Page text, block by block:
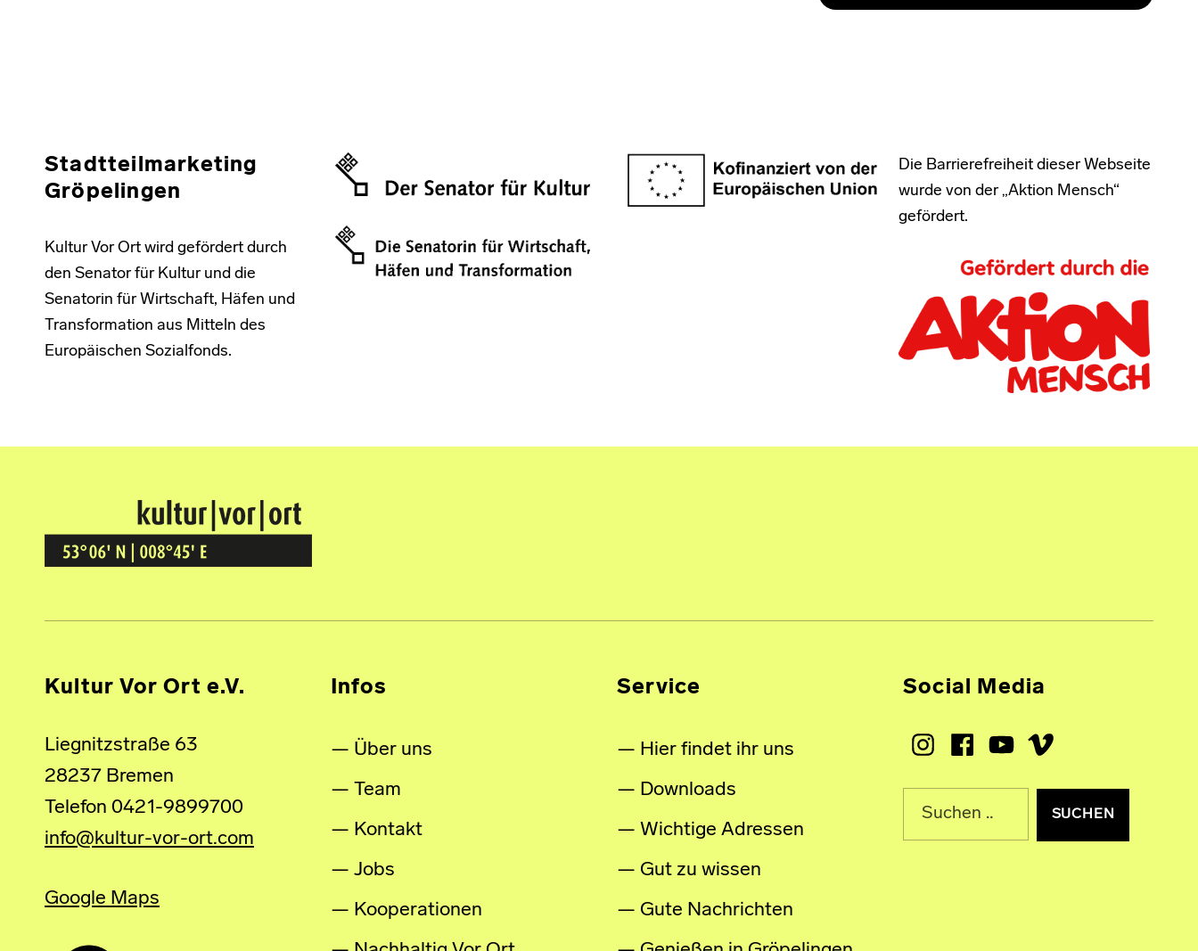
Stadtteilmarketing
Gröpelingen
Kultur Vor Ort wird gefördert durch
den Senator für Kultur und die
Senatorin für Wirtschaft, Häfen und
Transformation aus Mitteln des
Europäischen Sozialfonds.
Die Barrierefreiheit dieser Webseite
wurde von der „Aktion Mensch“
gefördert.
Kultur Vor Ort
BREMEN GRÖPELINGEN
Kultur Vor Ort e.V.
Liegnitzstraße 63
28237 Bremen
Telefon 0421-9899700
info@kultur-vor-ort.com
Google Maps
Infos
Über uns
Team
Kontakt
Jobs
Kooperationen
Service
Hier findet ihr uns
Downloads
Wichtige Adressen
Gut zu wissen
Gute Nachrichten
Social Media
InstagramFacebookYoutubeVimeo
Suche nach: